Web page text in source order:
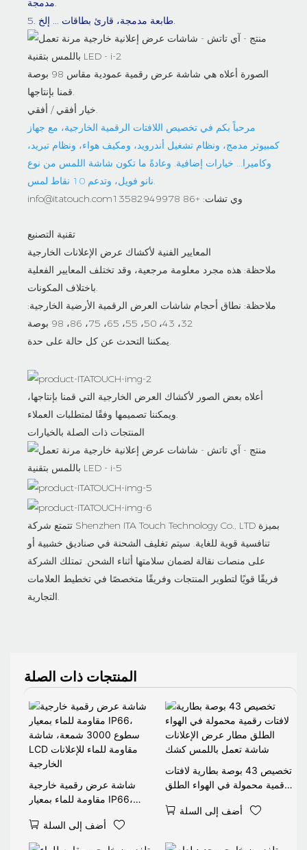
الصورة أعلاه هي شاشة عرض رقمية عمودية مقاس 98 بوصة
مرحباً بكم في تخصيص اللافتات الرقمية الخارجية، مع جهاز
كمبيوتر مدمج، ونظام تشغيل أندرويد، ومكيف هواء، ونظام تبريد،
وكاميرا... خيارات إضافية. وعادةً ما تكون شاشة اللمس من نوع
info@itatouch.comوي تشات: +86 13582949978
تقنية التصنيع
المعايير الفنية لأكشاك عرض الإعلانات الخارجية
ملاحظة: هذه مجرد معلومة مرجعية، وقد تختلف المعايير الفعلية
ملاحظة: نطاق أحجام شاشات العرض الرقمية الأرضية الخارجية:
32، 43، 50، 55، 65، 75، 86، 98 بوصة
أعلاه بعض الصور لأكشاك العرض الخارجية التي قمنا بإنتاجها،
ويمكننا تصميمها وفقًا لمتطلبات العملاء.
المنتجات ذات الصلة بالخيارات
تتمتع شركة Shenzhen ITA Touch Technology Co., LTD بميزة
تنافسية قوية للغاية. سيتم تغليف الشحنة في صناديق خشبية أو
على منصات نقالة لضمان سلامتها أثناء الشحن. تمتلك الشركة
فريقًا قويًا لتطوير المنتجات وفريقًا متخصصًا في تخطيط العلامات
التجارية.
المنتجات ذات الصلة
شاشة عرض رقمية خارجية
مقاومة للماء بمعيار IP66،
LCD مقاومة للماء للإعلانات
الخارجية
أضف إلى السلة
تخصيص 43 بوصة بطارية لافتات
رقمية محمولة في الهواء الطلق
تعمل باللمس كشك
أضف إلى السلة